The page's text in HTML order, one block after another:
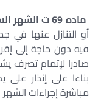
ماده 69 ت الشهر السنة ۲۰۰۱:
أو التنازل عنها في
فيه دون حاجة إلى
صادرا لإتمام تصرف
بناءا على إنذار
مباشرة إجراءات